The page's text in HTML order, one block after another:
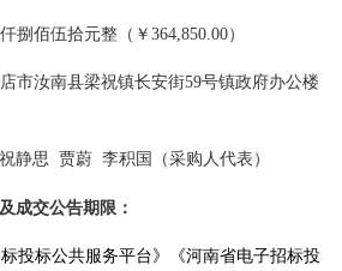
捌佰伍拾元整 （￥ 364,850.00）
市汝南县梁祝镇长安街59号镇政府办公楼
祝静思 贾蔚 李积国（采购人代表）
成交公告期限 ：
标投标公共服务平台》《河南省电子招标投